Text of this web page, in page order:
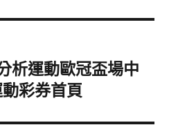
析運動歐冠盃場中
彩券首頁